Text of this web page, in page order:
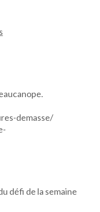
demasse/
défi de la semaine